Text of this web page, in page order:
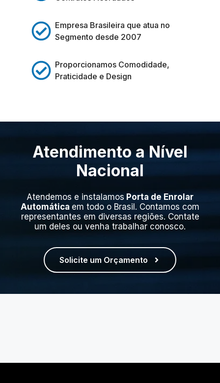
Empresa Brasileira que atua no
Segmento desde 2007
Proporcionamos Comodidade,
Praticidade e Design
Atendimento a Nível
Nacional
Atendemos e instalamos Porta de Enrolar
Automática em todo o Brasil. Contamos com
representantes em diversas regiões. Contate
um deles ou venha trabalhar conosco.
Solicite um Orçamento